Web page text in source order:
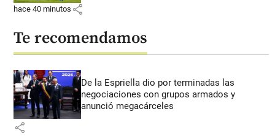
hace 40 minutos share
Te recomendamos
De la Espriella dio por terminadas las
negociaciones con grupos armados y
anunció megacárceles
share